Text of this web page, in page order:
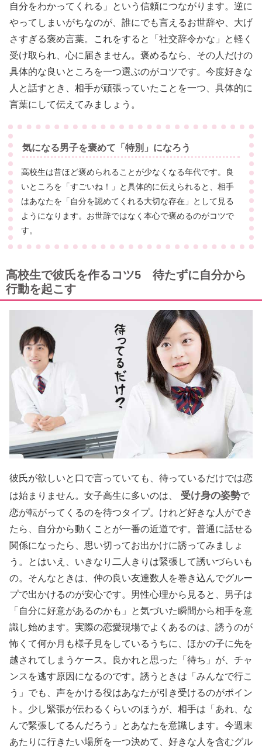
自分をわかってくれる」という信頼につながります。逆に
やってしまいがちなのが、誰にでも言えるお世辞や、大げ
さすぎる褒め言葉。これをすると「社交辞令かな」と軽く
受け取られ、心に届きません。褒めるなら、その人だけの
具体的な良いところを一つ選ぶのがコツです。今度好きな
人と話すとき、相手が頑張っていたことを一つ、具体的に
言葉にして伝えてみましょう。
気になる男子を褒めて「特別」になろう
高校生は昔ほど褒められることが少なくなる年代です。良
いところを「すごいね！」と具体的に伝えられると、相手
はあなたを「自分を認めてくれる大切な存在」として見る
ようになります。お世辞ではなく本心で褒めるのがコツで
す。
高校生で彼氏を作るコツ5 待たずに自分から
行動を起こす
彼氏が欲しいと口で言っていても、待っているだけでは恋
は始まりません。女子高生に多いのは、
受け身の姿勢で
恋が転がってくるのを待つタイプ。けれど好きな人ができ
たら、自分から動くことが一番の近道です。普通に話せる
関係になったら、思い切ってお出かけに誘ってみましょ
う。とはいえ、いきなり二人きりは緊張して誘いづらいも
の。そんなときは、仲の良い友達数人を巻き込んでグルー
プで出かけるのが安心です。男性心理から見ると、男子は
「自分に好意があるのかも」と気づいた瞬間から相手を意
識し始めます。実際の恋愛現場でよくあるのは、誘うのが
怖くて何か月も様子見をしているうちに、ほかの子に先を
越されてしまうケース。良かれと思った「待ち」が、チャ
ンスを逃す原因になるのです。誘うときは「みんなで行こ
う」でも、声をかける役はあなたが引き受けるのがポイン
ト。少し緊張が伝わるくらいのほうが、相手は「あれ、な
んで緊張してるんだろう」とあなたを意識します。今週末
あたりに行きたい場所を一つ決めて、好きな人を含むグル